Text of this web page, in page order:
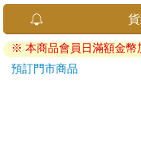
已拆封之個人衛
若非上列種類商品，
日）。
※ 本商品會員日滿額金幣
預訂門市商品